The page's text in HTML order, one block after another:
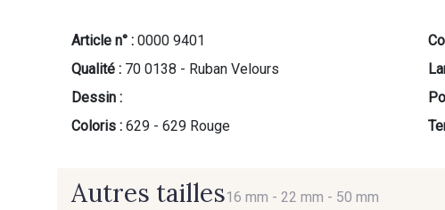
Article n° : 0000 9401
Qualité : 70 0138 - Ruban Velours
Dessin :
Coloris : 629 - 629 Rouge
Autres tailles16 mm - 22 mm - 50 mm